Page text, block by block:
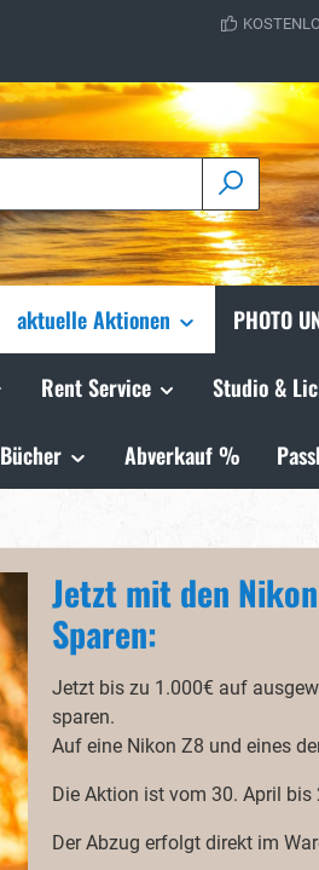
aktuelle Aktionen PHOTO
Rent Service Studio &
Bücher Abverkauf %
Jetzt mit den
Sparen:
Jetzt bis zu 1.000€ auf
sparen.
Auf eine Nikon Z8 und eines
Die Aktion ist vom 30. April
Der Abzug erfolgt direkt im